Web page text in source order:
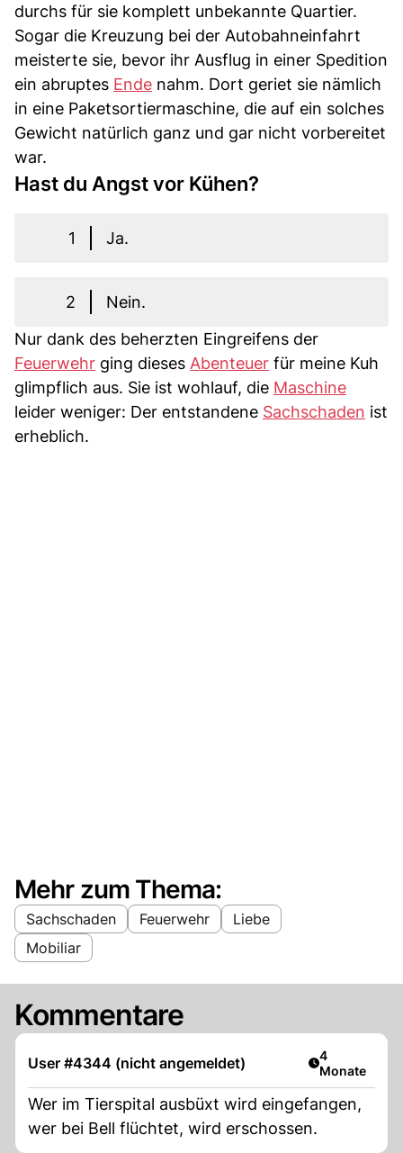
durchs für sie komplett unbekannte Quartier.
Sogar die Kreuzung bei der Autobahneinfahrt
meisterte sie, bevor ihr Ausflug in einer Spedition
ein abruptes Ende nahm. Dort geriet sie nämlich
in eine Paketsortiermaschine, die auf ein solches
Gewicht natürlich ganz und gar nicht vorbereitet
war.
Hast du Angst vor Kühen?
1 Ja.
2
Nein.
Nur dank des beherzten Eingreifens der
Feuerwehr ging dieses Abenteuer für meine Kuh
glimpflich aus. Sie ist wohlauf, die Maschine
leider weniger: Der entstandene Sachschaden ist
erheblich.
Mehr zum Thema:
Sachschaden Feuerwehr
Liebe
Mobiliar
Kommentare
User #4344 (nicht angemeldet) Artikel
4
Monate
Wer im Tierspital ausbüxt wird eingefangen,
wer bei Bell flüchtet, wird erschossen.